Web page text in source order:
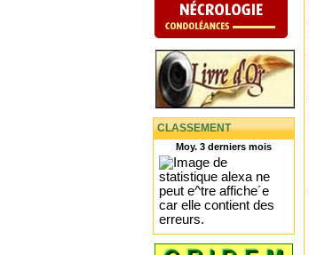
CLASSEMENT
Moy. 3 derniers mois